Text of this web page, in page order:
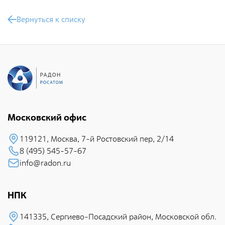
Вернуться к списку
Московский офис
119121, Москва, 7-й Pостовский пеp, 2/14
8 (495) 545-57-67
info@radon.ru
НПК
141335, Сеpгиево-Посадский район, Московской обл.
Противодействие коррупции
Совет молодых работников
Из опыта зарубежных коллег
Международное сотрудничество
Поставщикам
Объявления
Экология